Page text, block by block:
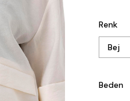
Renk
Beden